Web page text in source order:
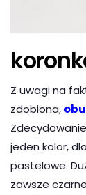
Z uwagi na
zdobiona,
jeden kolor,
pastelowe.
zawsze